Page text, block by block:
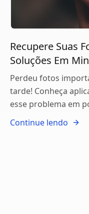
Recupere Suas
Soluções Em
Perdeu fotos
tarde! Conheça
esse problema em
Continue lendo